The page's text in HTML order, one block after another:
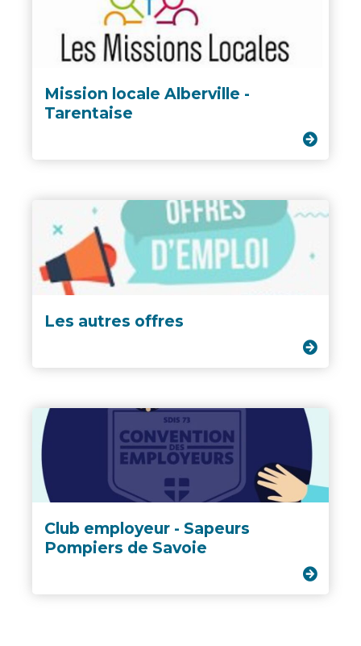
Mission locale Alberville -
Tarentaise
Les autres offres
Club employeur - Sapeurs
Pompiers de Savoie